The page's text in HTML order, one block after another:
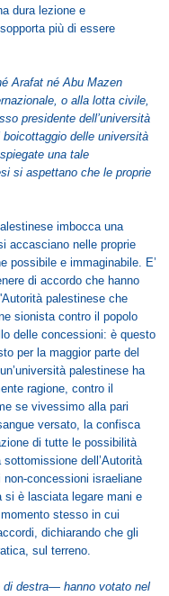
dura lezione e
più di essere
Arafat né Abu Mazen
o alla lotta civile,
presidente dell’università
delle università
una tale
si aspettano che le proprie
imbocca una
accasciano nelle proprie
possibile e immaginabile. E’
di accordo che hanno
palestinese che
sionista contro il popolo
delle concessioni: è questo
per la maggior parte del
palestinese ha
ragione, contro il
se vivessimo alla pari
versato, la confisca
di tutte le possibilità
dell’Autorità
non-concessioni israeliane
si è lasciata legare mani e
stesso in cui
dichiarando che gli
sul terreno.
destra— hanno votato nel